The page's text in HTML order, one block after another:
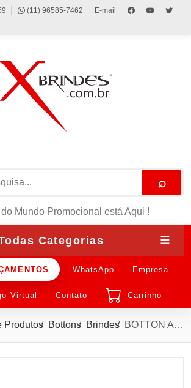
(11) 96585-7462 E-mail
⌕
Mundo Promocional está Aqui !
Categorias ☰
WhatsApp Empresa
Virtual Contato Carrinho
Produtos Bottons Brindes BOTTON AMERICANO 8,8 CM